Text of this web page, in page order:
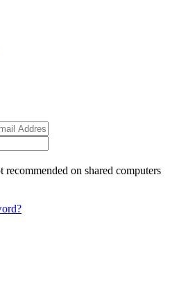
recommended on shared computers